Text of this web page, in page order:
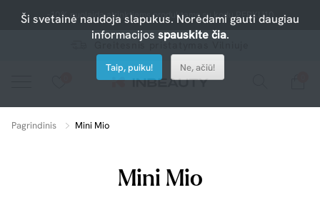
-10% nuolaida atrinktiems produktams su kodu PERKU10
Greitesnis pristatymas Vilniuje
Pagrindinis Mini Mio
Mini Mio
Ši svetainė naudoja slapukus. Norėdami gauti daugiau
informacijos spauskite čia.
Taip, puiku! Ne, ačiū!